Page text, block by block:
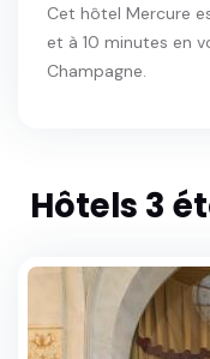
Cet hôtel Mercure
et à 10 minutes en
Champagne.
Hôtels 3